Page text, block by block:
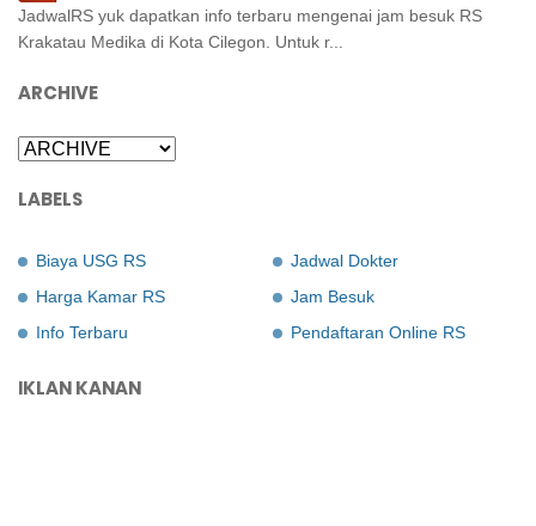
JadwalRS yuk dapatkan info terbaru mengenai jam besuk RS
Krakatau Medika di Kota Cilegon. Untuk r...
ARCHIVE
LABELS
Biaya USG RS
Harga Kamar RS
Info Terbaru
Jadwal Dokter
Jam Besuk
Pendaftaran Online RS
IKLAN KANAN